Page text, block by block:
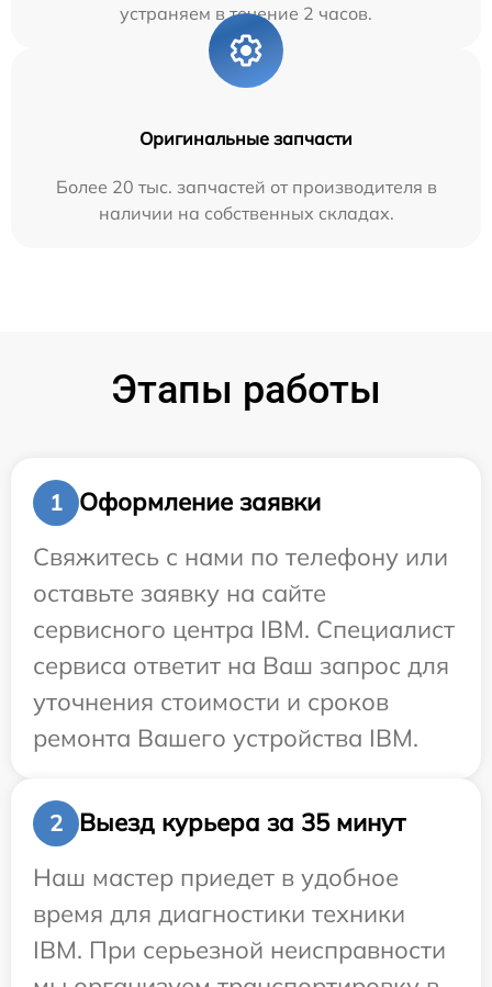
устраняем в течение 2 часов.
Оригинальные запчасти
Более 20 тыс. запчастей от производителя в
наличии на собственных складах.
Этапы работы
1
Оформление заявки
Свяжитесь с нами по телефону или
оставьте заявку на сайте
сервисного центра IBM. Специалист
сервиса ответит на Ваш запрос для
уточнения стоимости и сроков
ремонта Вашего устройства IBM.
2
Выезд курьера за 35 минут
Наш мастер приедет в удобное
время для диагностики техники
IBM. При серьезной неисправности